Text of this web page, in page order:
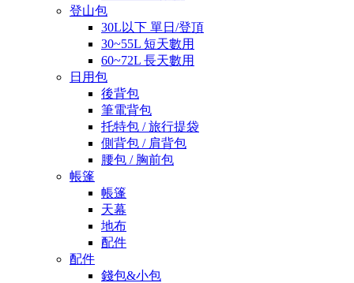
登山包
30L以下 單日/登頂
30~55L 短天數用
60~72L 長天數用
日用包
後背包
筆電背包
托特包 / 旅行提袋
側背包 / 肩背包
腰包 / 胸前包
帳篷
帳篷
天幕
地布
配件
配件
錢包&小包